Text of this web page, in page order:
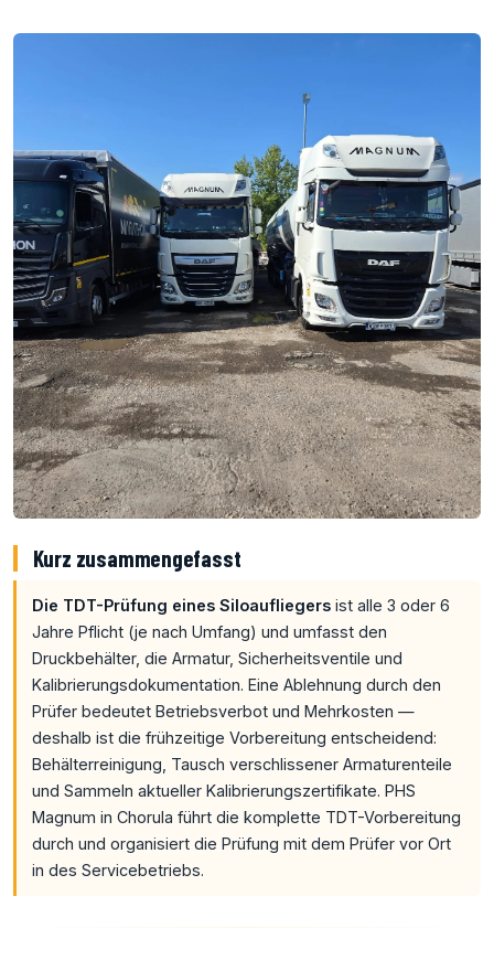
Kurz zusammengefasst
Die TDT-Prüfung eines Siloaufliegersist alle 3 oder 6
Jahre Pflicht (je nach Umfang) und umfasst den
Druckbehälter, die Armatur, Sicherheitsventile und
Kalibrierungsdokumentation. Eine Ablehnung durch den
Prüfer bedeutet Betriebsverbot und Mehrkosten —
deshalb ist die frühzeitige Vorbereitung entscheidend:
Behälterreinigung, Tausch verschlissener Armaturenteile
und Sammeln aktueller Kalibrierungszertifikate. PHS
Magnum in Chorula führt die komplette TDT-Vorbereitung
durch und organisiert die Prüfung mit dem Prüfer vor Ort
in des Servicebetriebs.